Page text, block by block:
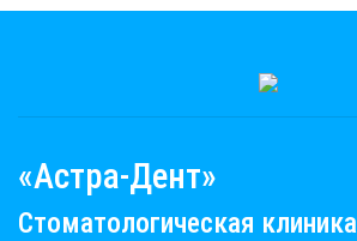
«Астра-Дент»
Стоматологическая клиника